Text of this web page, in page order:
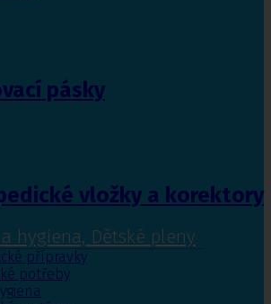
pásky
vložky a korektory
hygiena, Dětské pleny
přípravky
potřeby